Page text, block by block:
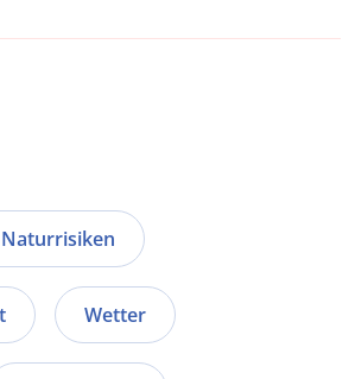
Naturrisiken
Wetter